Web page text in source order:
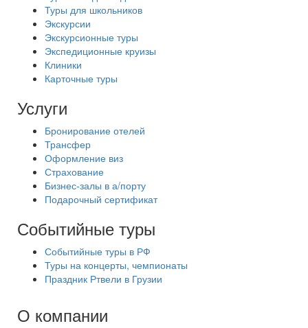
Туры для школьников
Экскурсии
Экскурсионные туры
Экспедиционные круизы
Клиники
Карточные туры
Услуги
Бронирование отелей
Трансфер
Оформление виз
Страхование
Бизнес-залы в а/порту
Подарочный сертификат
Событийные туры
Событийные туры в РФ
Туры на концерты, чемпионаты
Праздник Ртвели в Грузии
О компании